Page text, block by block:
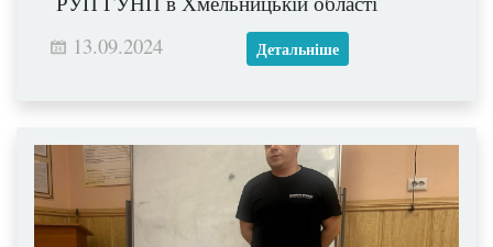
13.09.2024
Детальніше